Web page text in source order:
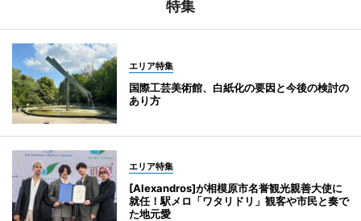
特集
エリア特集
国際工芸美術館、白紙化の要因と今後の検討の
あり方
エリア特集
[Alexandros]が相模原市名誉観光親善大使に
就任！駅メロ「ワタリドリ」観客や市民と奏で
た地元愛